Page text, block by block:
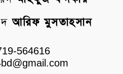
আরিফ মুসতাহসান
564616